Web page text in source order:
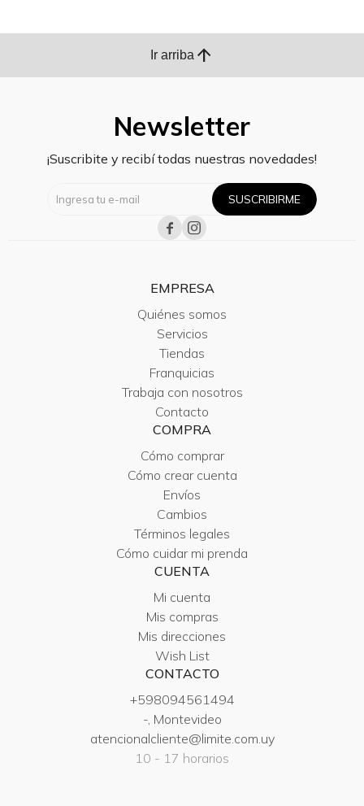
Ir arriba arrow_upward
Newsletter
¡Suscribite y recibí todas nuestras novedades!
SUSCRIBIRME
 
EMPRESA
Quiénes somos
Servicios
Tiendas
Franquicias
Trabaja con nosotros
Contacto
COMPRA
Cómo comprar
Cómo crear cuenta
Envíos
Cambios
Términos legales
Cómo cuidar mi prenda
CUENTA
Mi cuenta
Mis compras
Mis direcciones
Wish List
CONTACTO
+598094561494
-, Montevideo
atencionalcliente@limite.com.uy
10 - 17 horarios